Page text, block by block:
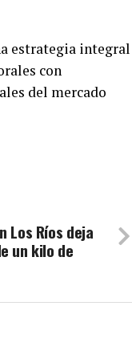
estrategia integral
con
del mercado
Los Ríos deja
un kilo de